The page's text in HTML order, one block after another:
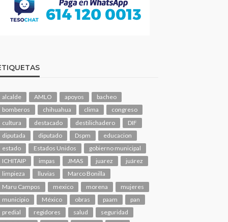
alcalde AMLO apoyos
bacheo
bomberos
chihuahua clima
congreso
cultura
destacado destilichadero
DIF
diputada
diputado Dspm
educacion
estado
Estados Unidos
gobierno municipal
ICHITAIP
impas JMAS juarez
juárez
limpieza
lluvias
Marco Bonilla
Maru Campos
mexico morena
mujeres
municipio
México obras paam
pan
predial
regidores salud
seguridad